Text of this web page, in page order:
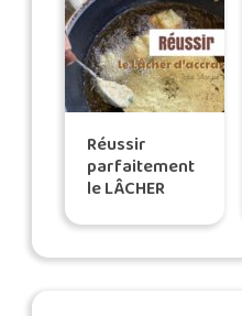
Réussir
parfaitement
le LÂCHER